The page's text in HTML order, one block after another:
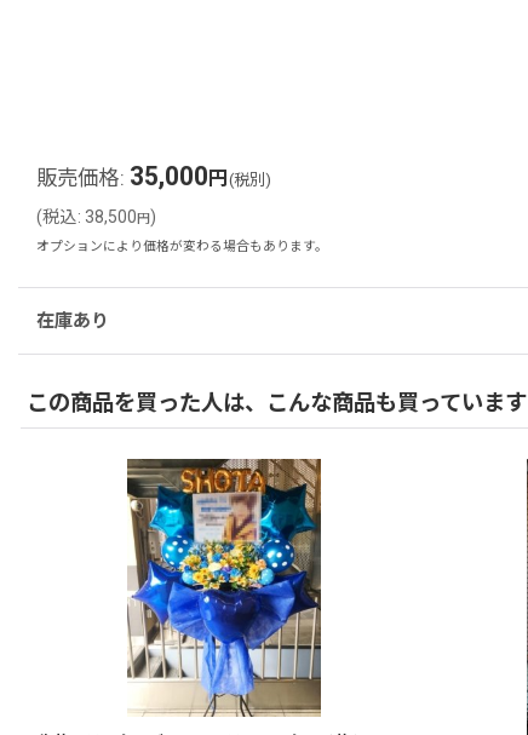
販売価格: 35,000 円 (税別)
(税込: 38,500 円 )
オプションにより価格が変わる場合もあります。
在庫あり
この商品を買った人は、こんな商品も買っています